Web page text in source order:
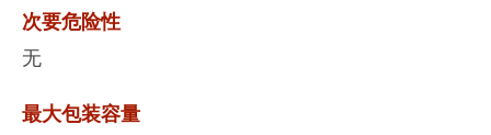
次要危险性
无
最大包装容量